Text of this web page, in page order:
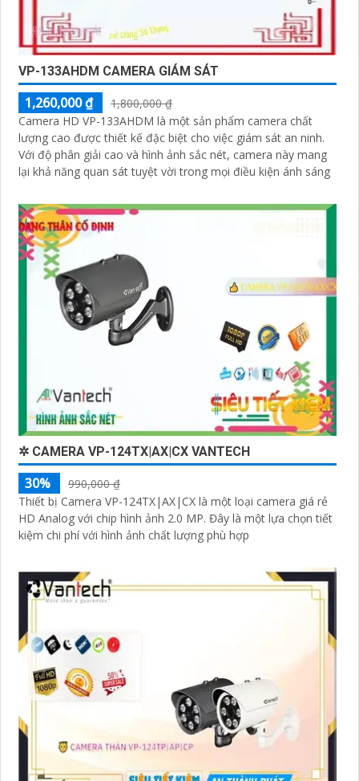
VP-133AHDM CAMERA GIÁM SÁT
1,260,000 ₫
1,800,000 ₫
Camera HD VP-133AHDM là một sản phẩm camera chất
lượng cao được thiết kế đặc biệt cho việc giám sát an ninh.
Với độ phân giải cao và hình ảnh sắc nét, camera này mang
lại khả năng quan sát tuyệt vời trong mọi điều kiện ánh sáng
✲ CAMERA VP-124TX|AX|CX VANTECH
30%
990,000 ₫
Thiết bị Camera VP-124TX|AX|CX là một loại camera giá rẻ
HD Analog với chip hình ảnh 2.0 MP. Đây là một lựa chọn tiết
kiệm chi phí với hình ảnh chất lượng phù hợp